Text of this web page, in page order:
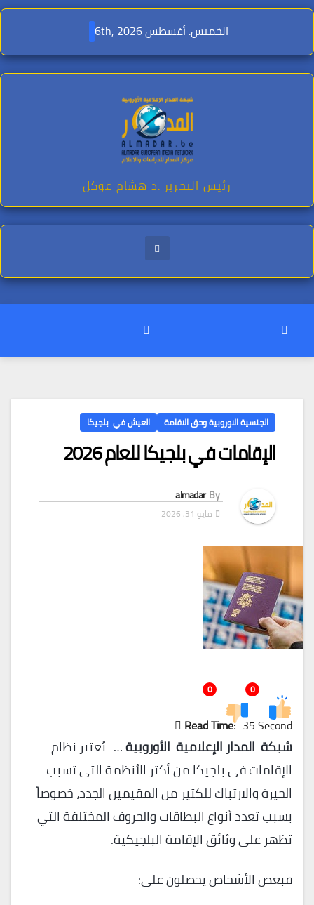
Skip
content
الخميس. أغسطس 6th, 2026
رئيس التحرير .د هشام عوكل
الجنسية الاوروبية وحق الاقامة العيش في بلجيكا
الإقامات في بلجيكا للعام 2026
By
almadar
مايو 31, 2026
0
0
Read Time: 35 Second
شبكة المدار الإعلامية الأوروبية…_يُعتبر نظام
الإقامات في بلجيكا من أكثر الأنظمة التي تسبب
الحيرة والارتباك للكثير من المقيمين الجدد، خصوصاً
بسبب تعدد أنواع البطاقات والحروف المختلفة التي
تظهر على وثائق الإقامة البلجيكية.
فبعض الأشخاص يحصلون على: